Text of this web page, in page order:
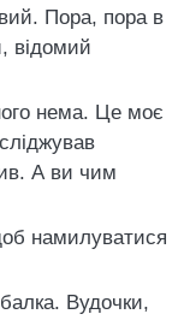
Пора, пора в
вiдомий
нема. Це моє
А ви чим
намилуватися
Вудочки,